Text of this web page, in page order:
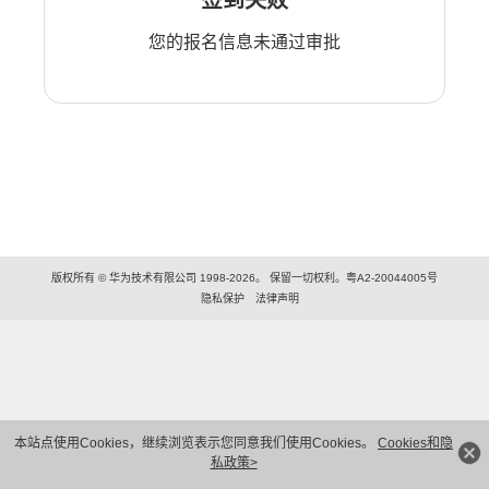
本站点使用Cookies，继续浏览表示您同意我们使用Cookies。 Cookies和隐
私政策>
您的报名信息未通过审批
版权所有 © 华为技术有限公司 1998-2026。 保留一切权利。粤A2-20044005号
隐私保护
法律声明